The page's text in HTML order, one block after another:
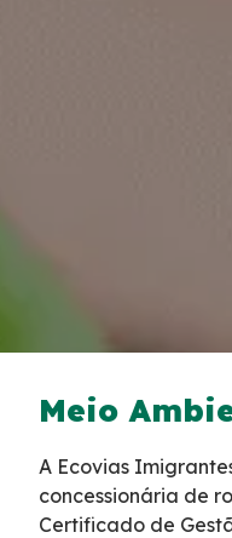
Cargas Especiais
Meio
A Ecovias
concessionária de
Certificado de